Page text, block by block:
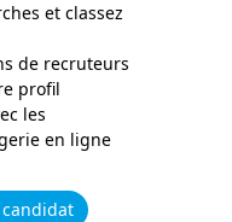
et classez
de recruteurs
profil
les
en ligne